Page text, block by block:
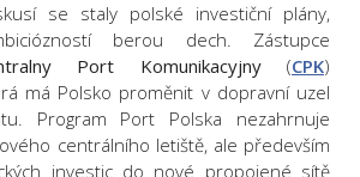
se staly polské investiční plány,
berou dech. Zástupce
Port Komunikacyjny(CPK)
má Polsko proměnit v dopravní uzel
Program Port Polska nezahrnuje
centrálního letiště, ale především
investic do nové propojené sítě